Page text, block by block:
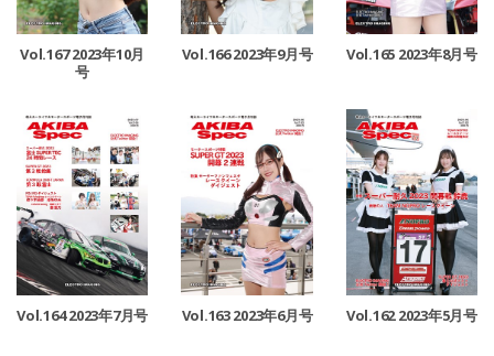
Vol.167 2023年10月
号
Vol.166 2023年9月号 Vol.165 2023年8月号
Vol.164 2023年7月号 Vol.163 2023年6月号 Vol.162 2023年5月号